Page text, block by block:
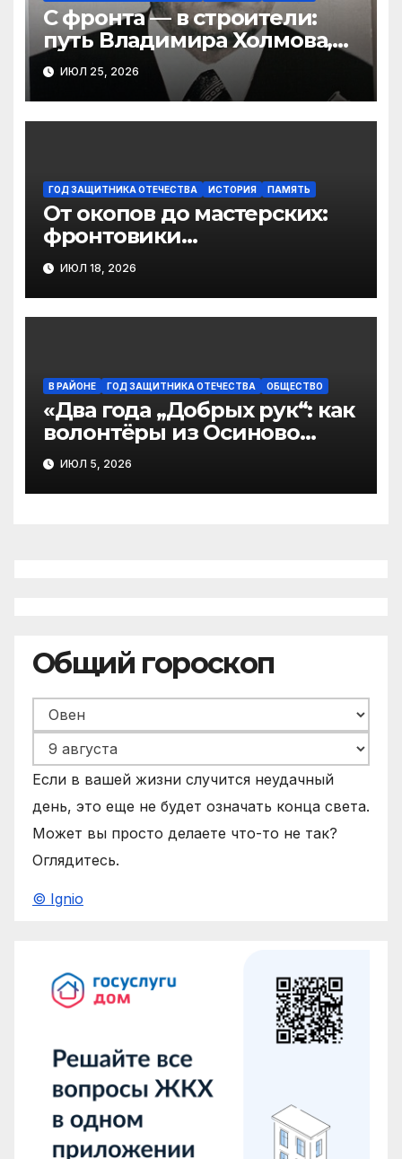
С фронта — в строители:
путь Владимира Холмова,
уроженца Виноградовского
округа
ИЮЛ 25, 2026
ГОД ЗАЩИТНИКА ОТЕЧЕСТВА ИСТОРИЯ ПАМЯТЬ
От окопов до мастерских:
фронтовики
Березниковского
техникума
ИЮЛ 18, 2026
В РАЙОНЕ ГОД ЗАЩИТНИКА ОТЕЧЕСТВА ОБЩЕСТВО
«Два года „Добрых рук“: как
волонтёры из Осиново
(Виноградовский округ)
согревают фронт заботой»
ИЮЛ 5, 2026
Общий гороскоп
Если в вашей жизни случится неудачный
день, это еще не будет означать конца света.
Может вы просто делаете что-то не так?
Оглядитесь.
© Ignio